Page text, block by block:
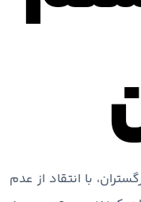
با انتقاد از عدم